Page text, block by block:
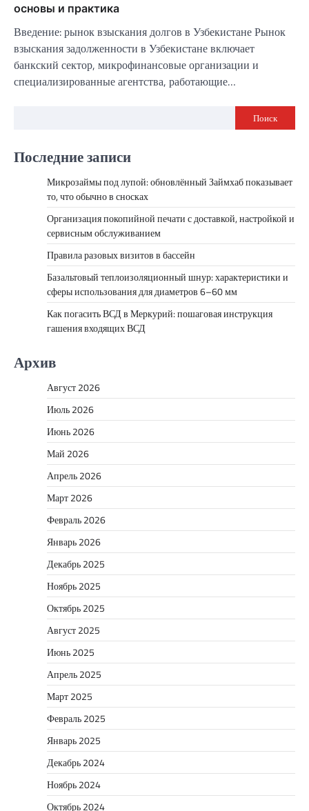
основы и практика
Введение: рынок взыскания долгов в Узбекистане Рынок
взыскания задолженности в Узбекистане включает
банкский сектор, микрофинансовые организации и
специализированные агентства, работающие…
Поиск
Последние записи
Микрозаймы под лупой: обновлённый Займхаб показывает
то, что обычно в сносках
Организация покопийной печати с доставкой, настройкой и
сервисным обслуживанием
Правила разовых визитов в бассейн
Базальтовый теплоизоляционный шнур: характеристики и
сферы использования для диаметров 6–60 мм
Как погасить ВСД в Меркурий: пошаговая инструкция
гашения входящих ВСД
Архив
Август 2026
Июль 2026
Июнь 2026
Май 2026
Апрель 2026
Март 2026
Февраль 2026
Январь 2026
Декабрь 2025
Ноябрь 2025
Октябрь 2025
Август 2025
Июнь 2025
Апрель 2025
Март 2025
Февраль 2025
Январь 2025
Декабрь 2024
Ноябрь 2024
Октябрь 2024